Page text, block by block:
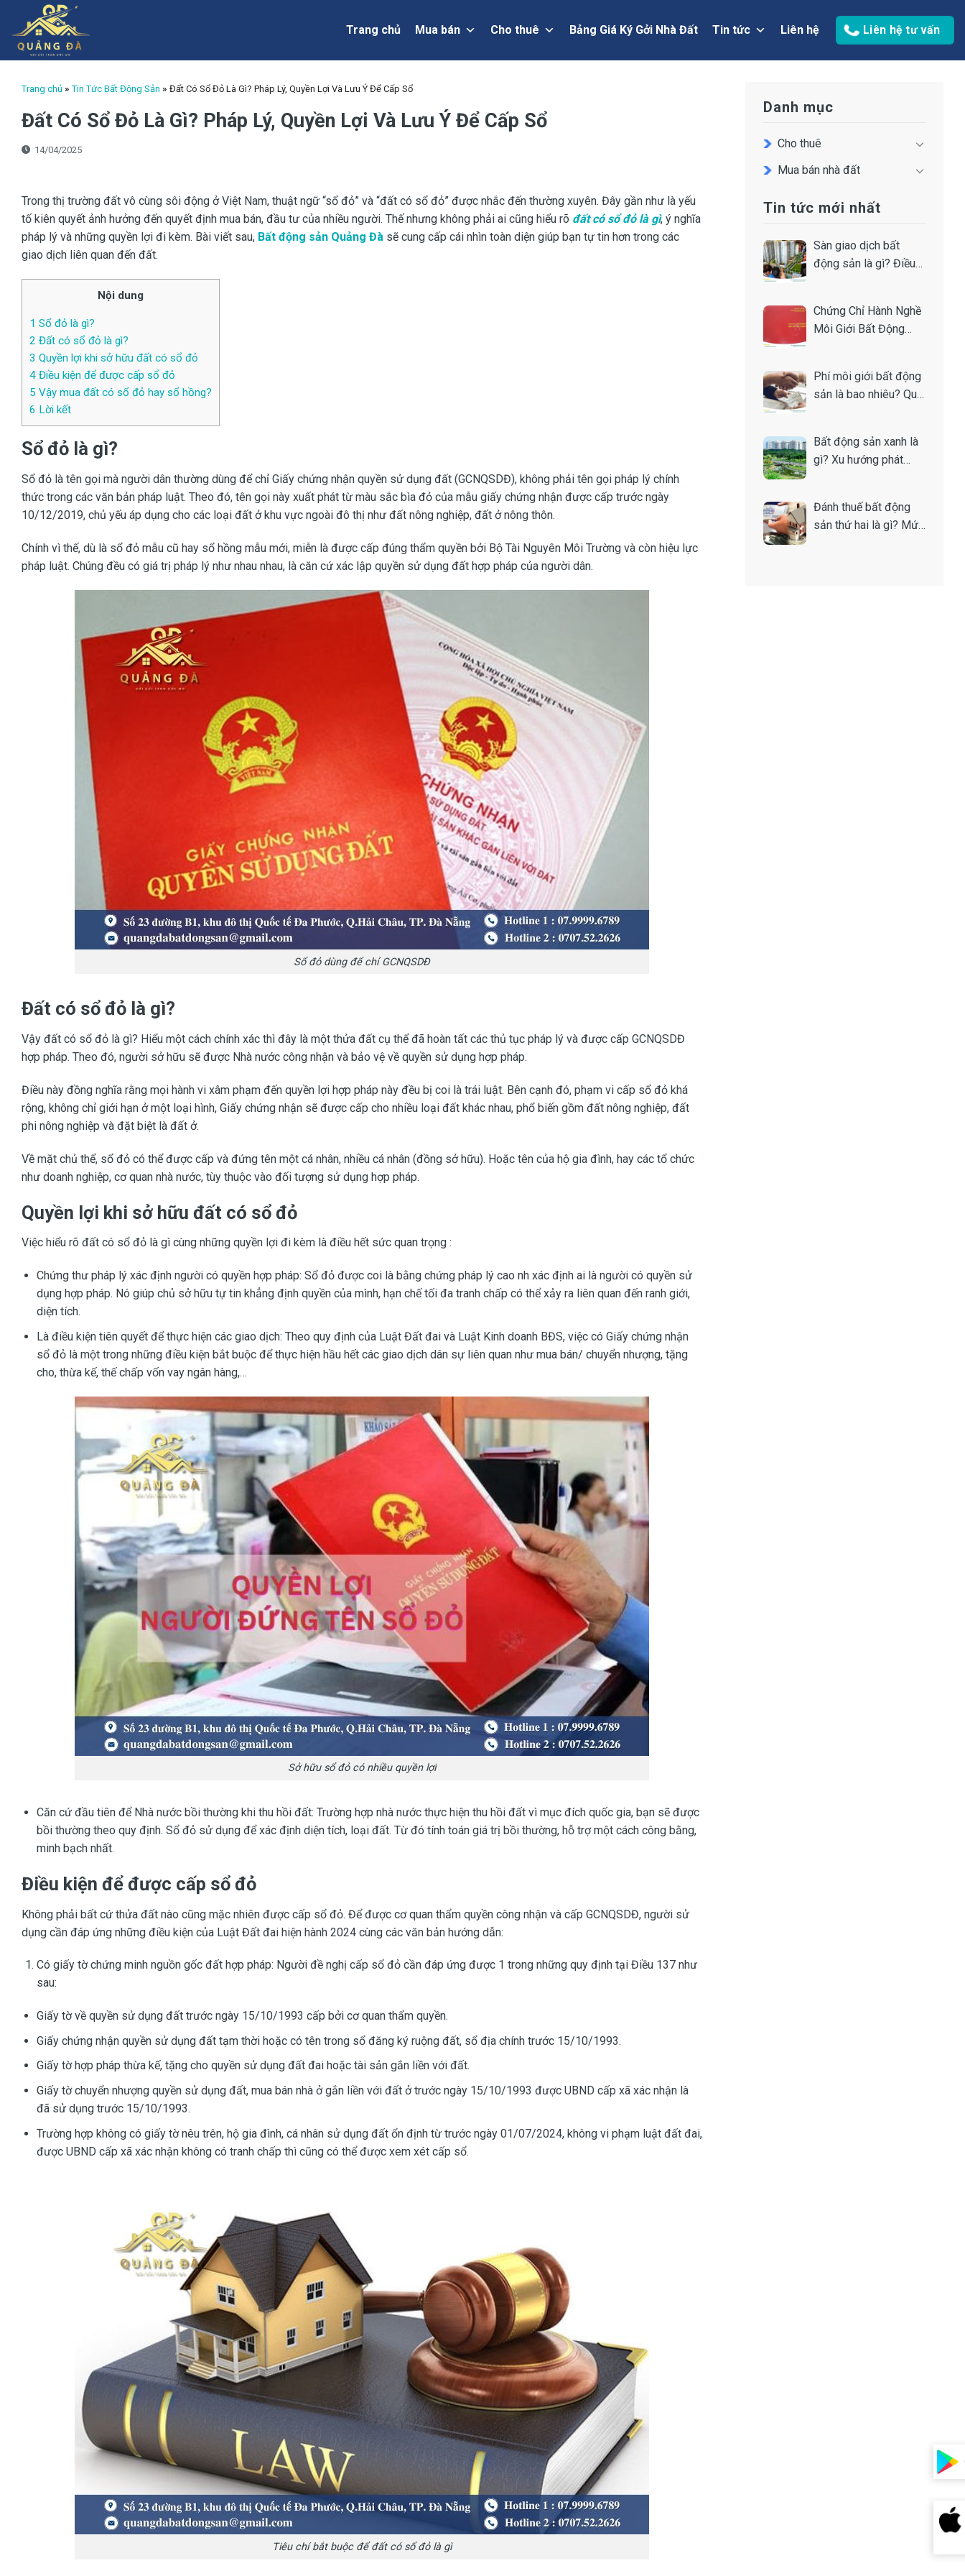
content
Trang chủ Mua bán Cho thuê Bảng Giá Ký Gởi Nhà Đất Tin tức Liên hệ Liên hệ tư vấn
Trang chủ »Tin Tức Bất Động Sản » Đất Có Sổ Đỏ Là Gì? Pháp Lý, Quyền Lợi Và Lưu Ý Để Cấp Sổ
Đất Có Sổ Đỏ Là Gì? Pháp Lý, Quyền Lợi Và Lưu Ý Để Cấp Sổ
14/04/2025
Trong thị trường đất vô cùng sôi động ở Việt Nam, thuật ngữ “sổ đỏ” và “đất có sổ đỏ” được nhắc đến thường xuyên. Đây gần như là yếu
tố kiên quyết ảnh hưởng đến quyết định mua bán, đầu tư của nhiều người. Thế nhưng không phải ai cũng hiểu rõ đất có sổ đỏ là gì, ý nghĩa
pháp lý và những quyền lợi đi kèm. Bài viết sau, Bất động sản Quảng Đà sẽ cung cấp cái nhìn toàn diện giúp bạn tự tin hơn trong các
giao dịch liên quan đến đất.
Nội dung
1 Sổ đỏ là gì?
2 Đất có sổ đỏ là gì?
3 Quyền lợi khi sở hữu đất có sổ đỏ
4 Điều kiện để được cấp sổ đỏ
5 Vậy mua đất có sổ đỏ hay sổ hồng?
6 Lời kết
Sổ đỏ là gì?
Sổ đỏ là tên gọi mà người dân thường dùng để chỉ Giấy chứng nhận quyền sử dụng đất (GCNQSDĐ), không phải tên gọi pháp lý chính
thức trong các văn bản pháp luật. Theo đó, tên gọi này xuất phát từ màu sắc bìa đỏ của mẫu giấy chứng nhận được cấp trước ngày
10/12/2019, chủ yếu áp dụng cho các loại đất ở khu vực ngoài đô thị như đất nông nghiệp, đất ở nông thôn.
Chính vì thế, dù là sổ đỏ mẫu cũ hay sổ hồng mẫu mới, miễn là được cấp đúng thẩm quyền bởi Bộ Tài Nguyên Môi Trường và còn hiệu lực
pháp luật. Chúng đều có giá trị pháp lý như nhau nhau, là căn cứ xác lập quyền sử dụng đất hợp pháp của người dân.
Sổ đỏ dùng để chỉ GCNQSDĐ
Đất có sổ đỏ là gì?
Vậy đất có sổ đỏ là gì? Hiểu một cách chính xác thì đây là một thửa đất cụ thể đã hoàn tất các thủ tục pháp lý và được cấp GCNQSDĐ
hợp pháp. Theo đó, người sở hữu sẽ được Nhà nước công nhận và bảo vệ về quyền sử dụng hợp pháp.
Điều này đồng nghĩa rằng mọi hành vi xâm phạm đến quyền lợi hợp pháp này đều bị coi là trái luật. Bên cạnh đó, phạm vi cấp sổ đỏ khá
rộng, không chỉ giới hạn ở một loại hình, Giấy chứng nhận sẽ được cấp cho nhiều loại đất khác nhau, phổ biến gồm đất nông nghiệp, đất
phi nông nghiệp và đặt biệt là đất ở.
Về mặt chủ thể, sổ đỏ có thể được cấp và đứng tên một cá nhân, nhiều cá nhân (đồng sở hữu). Hoặc tên của hộ gia đình, hay các tổ chức
như doanh nghiệp, cơ quan nhà nước, tùy thuộc vào đối tượng sử dụng hợp pháp.
Quyền lợi khi sở hữu đất có sổ đỏ
Việc hiểu rõ đất có sổ đỏ là gì cùng những quyền lợi đi kèm là điều hết sức quan trọng :
Chứng thư pháp lý xác định người có quyền hợp pháp: Sổ đỏ được coi là bằng chứng pháp lý cao nh xác định ai là người có quyền sử
dụng hợp pháp. Nó giúp chủ sở hữu tự tin khẳng định quyền của mình, hạn chế tối đa tranh chấp có thể xảy ra liên quan đến ranh giới,
diện tích.
Là điều kiện tiên quyết để thực hiện các giao dịch: Theo quy định của Luật Đất đai và Luật Kinh doanh BĐS, việc có Giấy chứng nhận
sổ đỏ là một trong những điều kiện bắt buộc để thực hiện hầu hết các giao dịch dân sự liên quan như mua bán/ chuyển nhượng, tặng
cho, thừa kế, thế chấp vốn vay ngân hàng,…
Sở hữu sổ đỏ có nhiều quyền lợi
Căn cứ đầu tiên để Nhà nước bồi thường khi thu hồi đất: Trường hợp nhà nước thực hiện thu hồi đất vì mục đích quốc gia, bạn sẽ được
bồi thường theo quy định. Sổ đỏ sử dụng để xác định diện tích, loại đất. Từ đó tính toán giá trị bồi thường, hỗ trợ một cách công bằng,
minh bạch nhất.
Điều kiện để được cấp sổ đỏ
Không phải bất cứ thửa đất nào cũng mặc nhiên được cấp sổ đỏ. Để được cơ quan thẩm quyền công nhận và cấp GCNQSDĐ, người sử
dụng cần đáp ứng những điều kiện của Luật Đất đai hiện hành 2024 cùng các văn bản hướng dẫn:
Có giấy tờ chứng minh nguồn gốc đất hợp pháp: Người đề nghị cấp sổ đỏ cần đáp ứng được 1 trong những quy định tại Điều 137 như
sau:
Giấy tờ về quyền sử dụng đất trước ngày 15/10/1993 cấp bởi cơ quan thẩm quyền.
Giấy chứng nhận quyền sử dụng đất tạm thời hoặc có tên trong sổ đăng ký ruộng đất, sổ địa chính trước 15/10/1993.
Giấy tờ hợp pháp thừa kế, tặng cho quyền sử dụng đất đai hoặc tài sản gắn liền với đất.
Giấy tờ chuyển nhượng quyền sử dụng đất, mua bán nhà ở gắn liền với đất ở trước ngày 15/10/1993 được UBND cấp xã xác nhận là
đã sử dụng trước 15/10/1993.
Trường hợp không có giấy tờ nêu trên, hộ gia đình, cá nhân sử dụng đất ổn định từ trước ngày 01/07/2024, không vi phạm luật đất đai,
được UBND cấp xã xác nhận không có tranh chấp thì cũng có thể được xem xét cấp sổ.
Tiêu chí bắt buộc để đất có sổ đỏ là gì
Danh mục
Cho thuê
Mua bán nhà đất
Tin tức mới nhất
Sàn giao dịch bất
động sản là gì? Điều
Chứng Chỉ Hành Nghề
Môi Giới Bất Động
Phí môi giới bất động
sản là bao nhiêu? Quy
Bất động sản xanh là
gì? Xu hướng phát
Đánh thuế bất động
sản thứ hai là gì? Mức